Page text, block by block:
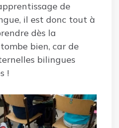
de
il est donc tout à
dès la
bien, car de
bilingues
!